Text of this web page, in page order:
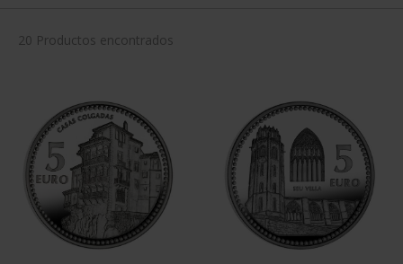
20 Productos encontrados